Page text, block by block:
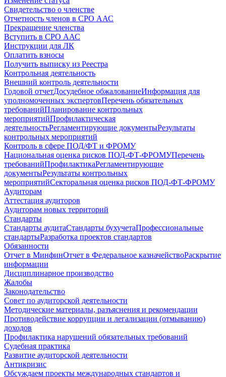
Свидетельство о членстве
Отчетность членов в СРО ААС
Прекращение членства
Вступить в СРО ААС
Инструкции для ЛК
Оплатить взносы
Получить выписку из Реестра
Контрольная деятельность
Внешний контроль деятельности
Годовой отчетДосудебное обжалованиеИнформация для
уполномоченных экспертовПеречень обязательных
требованийПланирование контрольных
мероприятийПрофилактическая
деятельностьРегламентирующие документыРезультаты
контрольных мероприятий
Контроль в сфере ПОД/ФТ и ФРОМУ
Национальная оценка рисков ПОД-ФТ-ФРОМУПеречень
требованийПрофилактикаРегламентирующие
документыРезультаты контрольных
мероприятийСекторальная оценка рисков ПОД-ФТ-ФРОМУ
Аудиторам
Аттестация аудиторов
Аудиторам новых территорий
Стандарты
Стандарты аудитаСтандарты бухучетаПрофессиональные
стандартыРазработка проектов стандартов
Обязанности
Отчет в МинфинОтчет в Федеральное казначействоРаскрытие
информации
Дисциплинарное производство
Жалобы
Законодательство
Совет по аудиторской деятельности
Методические материалы, разъяснения и рекомендации
Противодействие коррупции и легализации (отмыванию)
доходов
Профилактика нарушений обязательных требований
Судебная практика
Развитие аудиторской деятельности
Антикризис
Обсуждаем проекты международных стандартов и